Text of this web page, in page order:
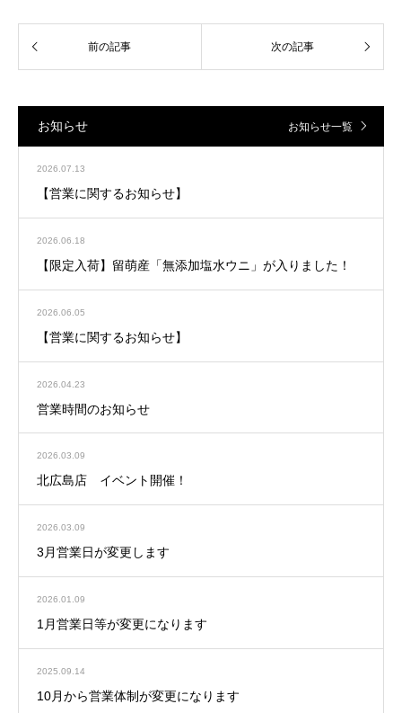
お知らせ お知らせ一覧
2026.07.13
【営業に関するお知らせ】
2026.06.18
【限定入荷】留萌産「無添加塩水ウニ」が入りました！
2026.06.05
【営業に関するお知らせ】
2026.04.23
営業時間のお知らせ
2026.03.09
北広島店 イベント開催！
2026.03.09
3月営業日が変更します
2026.01.09
1月営業日等が変更になります
2025.09.14
10月から営業体制が変更になります